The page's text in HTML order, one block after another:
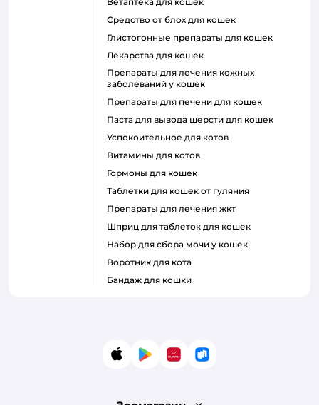
средство от блох для кошек
глистогонные препараты для кошек
лекарства для кошек
препараты для лечения кожных
заболеваний у кошек
препараты для печени для кошек
паста для вывода шерсти для кошек
успокоительное для котов
витамины для котов
гормоны для кошек
таблетки для кошек от гуляния
препараты для лечения жкт
шприц для таблеток для кошек
набор для сбора мочи у кошек
воротник для кота
бандаж для кошки
App StoreGoogle Play
AppGallery
RuStore